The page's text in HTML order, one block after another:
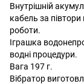
Внутрішній
кабель за
роботи.
Іграшка
водні процедури.
Вага 197 г.
Вібратор